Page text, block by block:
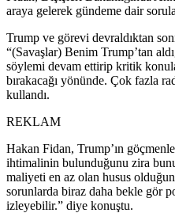
araya gelerek gündeme dair
Trump ve görevi devraldıktan
“(Savaşlar) Benim Trump’tan
söylemi devam ettirip kritik
bırakacağı yönünde. Çok fazla
kullandı.
REKLAM
Hakan Fidan, Trump’ın
ihtimalinin bulunduğunu zira
maliyeti en az olan husus
sorunlarda biraz daha bekle gör
izleyebilir.” diye konuştu.